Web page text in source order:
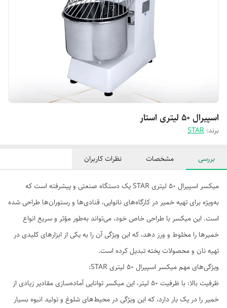
اسپیرال ۵۰ لیتری استار
برند: STAR
بررسی مشخصات نظرات کاربران
میکسر اسپیرال 50 لیتری STAR یک دستگاه صنعتی و پیشرفته است که
به‌ویژه برای تهیه خمیر در کارگاه‌های نانوایی، قنادی‌ها و رستوران‌ها طراحی شده
است. این میکسر با طراحی خاص خود، می‌تواند به‌طور مؤثر و سریع انواع
خمیرها را مخلوط و ورز دهد، که این ویژگی آن را به یکی از ابزارهای کلیدی در
تهیه نان و محصولات پخته تبدیل کرده است.
ویژگی‌های مهم میکسر اسپیرال 50 لیتری STAR:
ظرفیت بالا: با ظرفیت 50 لیتر، این میکسر توانایی آماده‌سازی مقادیر زیادی از
خمیر را در یک بار دارد، که این ویژگی در محیط‌های شلوغ و تولید انبوه بسیار